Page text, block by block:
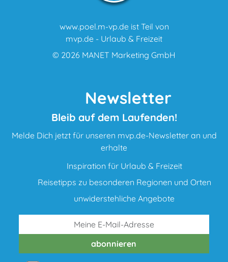
www.poel.m-vp.de ist Teil von
mvp.de - Urlaub & Freizeit
© 2026 MANET Marketing GmbH
Newsletter
Bleib auf dem Laufenden!
Melde Dich jetzt für unseren mvp.de-Newsletter an und
erhalte
Inspiration für Urlaub & Freizeit
Reisetipps zu besonderen Regionen und Orten
unwiderstehliche Angebote
abonnieren